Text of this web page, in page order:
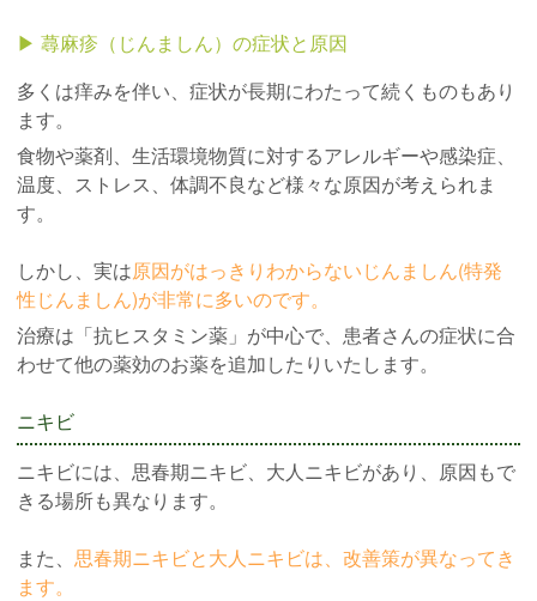
▶︎ 蕁麻疹（じんましん）の症状と原因
多くは痒みを伴い、症状が長期にわたって続くものもあり
ます。
食物や薬剤、生活環境物質に対するアレルギーや感染症、
温度、ストレス、体調不良など様々な原因が考えられま
す。
しかし、実は原因がはっきりわからないじんましん(特発
性じんましん)が非常に多いのです。
治療は「抗ヒスタミン薬」が中心で、患者さんの症状に合
わせて他の薬効のお薬を追加したりいたします。
ニキビ
ニキビには、思春期ニキビ、大人ニキビがあり、原因もで
きる場所も異なります。
また、 思春期ニキビと大人ニキビは、改善策が異なってき
ます。